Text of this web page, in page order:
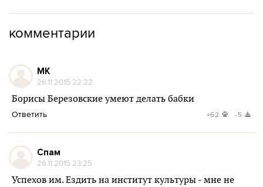
комментарии
MK
26.11.2015 22:22
Борисы Березовские умеют делать бабки
Ответить +62 -5
Спам
26.11.2015 23:25
Успехов им. Ездить на институт культуры - мне не